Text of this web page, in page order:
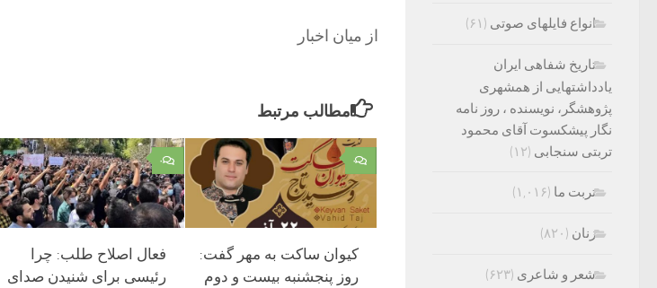
از میان اخبار
مطالب مرتبط
۰
فعال اصلاح طلب: چرا
رئیسی برای شنیدن صدای
۰
کیوان ساکت به مهر گفت:
روز پنجشنبه بیست و دوم
انواع فایلهای صوتی (۶۱)
تاریخ شفاهی ایران
یادداشتهایی از همشهری
پژوهشگر، نویسنده ، روز نامه
نگار پیشکسوت آقای محمود
تربتی سنجابی (۱۲)
تربت ما (۱,۰۱۶)
زنان (۸۲۰)
شعر و شاعری (۶۲۳)